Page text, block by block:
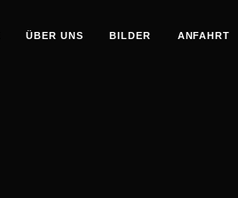
ÜBER UNS BILDER ANFAHRT